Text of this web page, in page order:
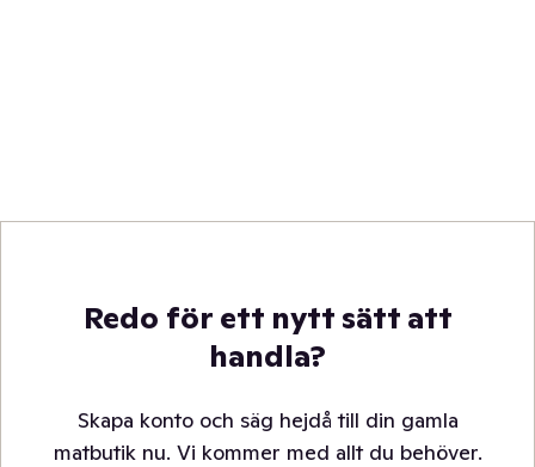
Redo för ett nytt sätt att
handla?
Skapa konto och säg hejdå till din gamla
matbutik nu. Vi kommer med allt du behöver.